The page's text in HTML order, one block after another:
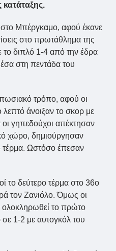
Μπέργκαμο, αφού έκανε
στο πρωτάθλημα της
το διπλό 1-4 από την έδρα
στη πεντάδα του
τρόπο, αφού οι
λεπτό άνοιξαν το σκορ με
γηπεδούχοι απέκτησαν
χώρο, δημιούργησαν
τέρμα. Ωστόσο έπεσαν
το δεύτερο τέρμα στο 36ο
τον Ζανιόλο. Όμως οι
ολοκληρωθεί το πρώτο
1-2 με αυτογκόλ του